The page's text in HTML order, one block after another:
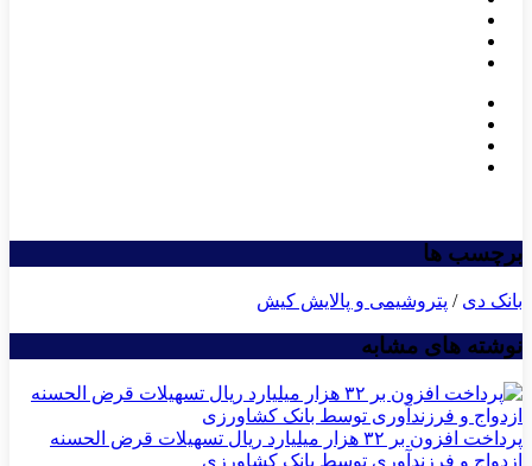
برچسب ها
بانک دی / پتروشیمی و پالایش کیش
نوشته های مشابه
پرداخت افزون بر ۳۲ هزار میلیارد ریال تسهیلات قرض الحسنه
ازدواج و فرزندآوری توسط بانک کشاورزی